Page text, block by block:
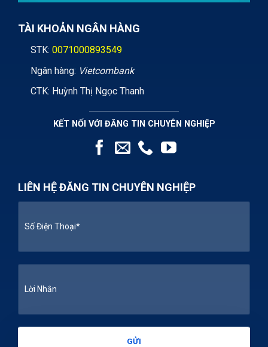
TÀI KHOẢN NGÂN HÀNG
STK: 0071000893549
Ngân hàng: Vietcombank
CTK: Huỳnh Thị Ngọc Thanh
KẾT NỐI VỚI ĐĂNG TIN CHUYÊN NGHIỆP
LIÊN HỆ ĐĂNG TIN CHUYÊN NGHIỆP